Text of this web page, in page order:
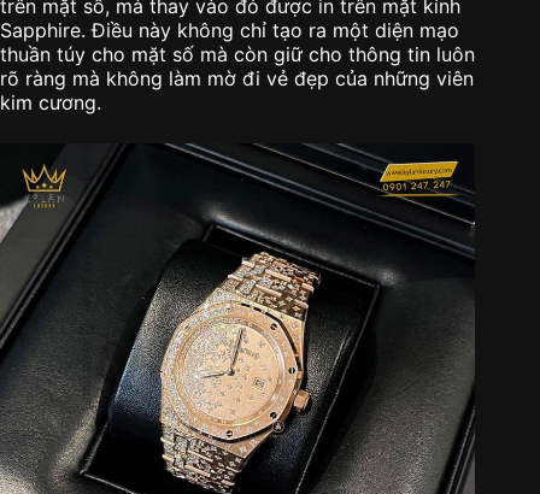
trên mặt số, mà thay vào đó được in trên mặt kính
Sapphire. Điều này không chỉ tạo ra một diện mạo
thuần túy cho mặt số mà còn giữ cho thông tin luôn
rõ ràng mà không làm mờ đi vẻ đẹp của những viên
kim cương.